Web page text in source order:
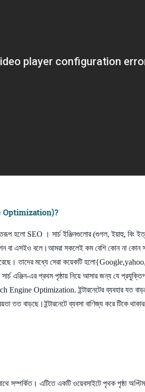
Optimization)?
হলো SEO । সার্চ ইঞ্জিনগুলোর (গুগল, ইয়াহু, বিং
বা এসইও বলে।আমরা সকলেই কম বেশি কোন না কোন
করেছে। তাদের মধ্যে সেরা কয়েকটি
এঞ্জিন-এর প্রথম পৃষ্ঠায় নিয়ে আসার জন্য যে
Optimization. ইন্টারনেটের ব্যবহার যত
বাড়ছে।ইন্টারনেটে ব্যবসা বাণিজ্য করে টিকে
সম্পর্কিত। এটিতে একটি ওয়েবসাইটে পৃথক পৃষ্ঠা